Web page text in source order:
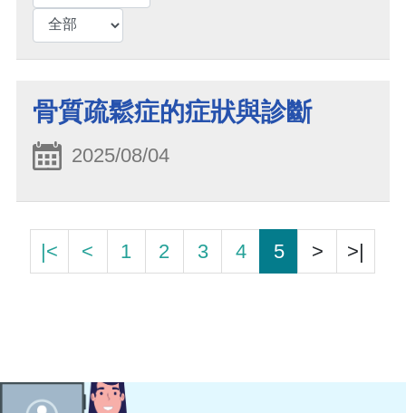
骨質疏鬆症的症狀與診斷
2025/08/04
|< < 1 2 3 4 5 > >|